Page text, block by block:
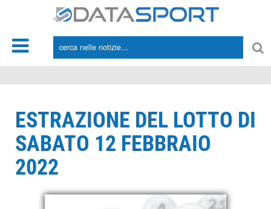
ESTRAZIONE DEL LOTTO DI
SABATO 12 FEBBRAIO
2022